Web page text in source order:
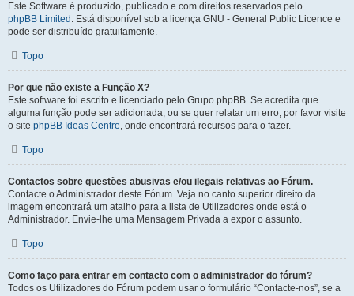
Este Software é produzido, publicado e com direitos reservados pelo
phpBB Limited . Está disponível sob a licença GNU - General Public Licence e
pode ser distribuído gratuitamente.
Topo
Por que não existe a Função X?
Este software foi escrito e licenciado pelo Grupo phpBB. Se acredita que
alguma função pode ser adicionada, ou se quer relatar um erro, por favor visite
o site phpBB Ideas Centre, onde encontrará recursos para o fazer.
Topo
Contactos sobre questões abusivas e/ou ilegais relativas ao Fórum.
Contacte o Administrador deste Fórum. Veja no canto superior direito da
imagem encontrará um atalho para a lista de Utilizadores onde está o
Administrador. Envie-lhe uma Mensagem Privada a expor o assunto.
Topo
Como faço para entrar em contacto com o administrador do fórum?
Todos os Utilizadores do Fórum podem usar o formulário “Contacte-nos”, se a